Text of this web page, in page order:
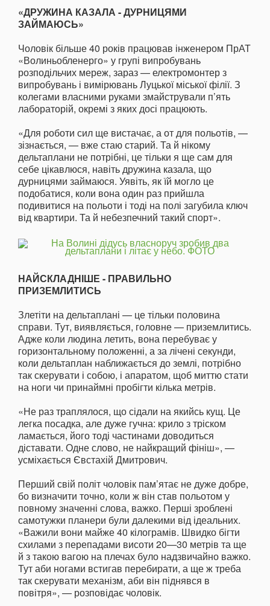
«ДРУЖИНА КАЗАЛА - ДУРНИЦЯМИ
ЗАЙМАЮСЬ»
Чоловік більше 40 років працював інженером ПрАТ
«Волиньобленерго» у групі випробувань
розподільчих мереж, зараз — електромонтер з
випробувань і вимірювань Луцької міської філії. З
колегами власними руками змайстрували п’ять
лабораторій, окремі з яких досі працюють.
«Для роботи сил ще вистачає, а от для польотів, —
зізнається, — вже стаю старий. Та й нікому
дельтаплани не потрібні, це тільки я ще сам для
себе цікавлюся, навіть дружина казала, що
дурницями займаюся. Уявіть, як їй могло це
подобатися, коли вона один раз прийшла
подивитися на польоти і тоді на полі загубила ключ
від квартири. Та й небезпечний такий спорт».
НАЙСКЛАДНІШЕ - ПРАВИЛЬНО
ПРИЗЕМЛИТИСЬ
Злетіти на дельтаплані — це тільки половина
справи. Тут, виявляється, головне — приземлитись.
Адже коли людина летить, вона перебуває у
горизонтальному положенні, а за лічені секунди,
коли дельтаплан наближається до землі, потрібно
так скерувати і собою, і апаратом, щоб миттю стати
на ноги чи принаймні пробігти кілька метрів.
«Не раз траплялося, що сідали на якийсь кущ. Це
легка посадка, але дуже гучна: крило з тріском
ламається, його тоді частинами доводиться
діставати. Одне слово, не найкращий фініш», —
усміхається Євстахій Дмитрович.
Перший свій політ чоловік пам’ятає не дуже добре,
бо визначити точно, коли ж він став польотом у
повному значенні слова, важко. Перші зроблені
самотужки планери були далекими від ідеальних.
«Важили вони майже 40 кілограмів. Швидко бігти
схилами з перепадами висоти 20—30 метрів та ще
й з такою вагою на плечах було надзвичайно важко.
Тут аби ногами встигав перебирати, а ще ж треба
так скерувати механізм, аби він піднявся в
повітря», — розповідає чоловік.